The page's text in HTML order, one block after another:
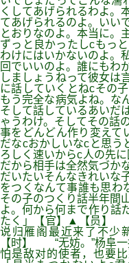
くしてあげられるわよ。
てあげられるのよ。いい
とおりなのよ。本当に。
ずっと良かったしcもっ
わけにはいかないのよ。
回でいいのよ。誰にもわ
しましょうねって彼女は
に話していくとねcその
もう完全な病気よね。な
そして話しているあいだ
ゃうわけ。そしてその話
事をどんどん作り変えて
だなcおかしいなcと思う
ろしく速いからc人の先
だから相手は全然気づか
だいたいそんなきれいな
をつくなんて事誰も思わ
その子のつくり話半年間
よ。何から何まで作り話
たく」【官】▲【员】
说归雁阁最近来了不少
【时】 “无妨。”杨阜一
怕是敌对的使者，也要